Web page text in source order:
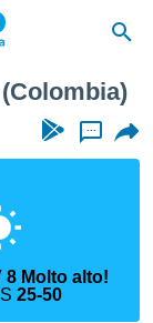
...
8 Molto alto!
25-50